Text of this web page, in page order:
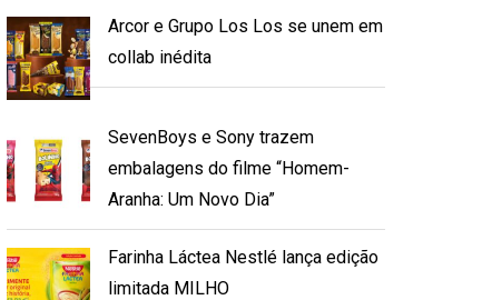
Arcor e Grupo Los Los se unem em
collab inédita
SevenBoys e Sony trazem
embalagens do filme “Homem-
Aranha: Um Novo Dia”
Farinha Láctea Nestlé lança edição
limitada MILHO